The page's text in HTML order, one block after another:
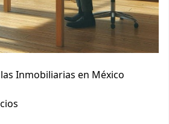
Inmobiliarias en México